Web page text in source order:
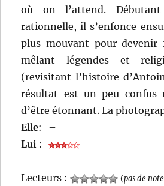
où on l’attend.
rationnelle, il s’enfonce
plus mouvant pour devenir
mêlant légendes et
(revisitant l’histoire
résultat est un peu confus
d’être étonnant. La
Elle:
–
Lui :
Lecteurs : (pas de